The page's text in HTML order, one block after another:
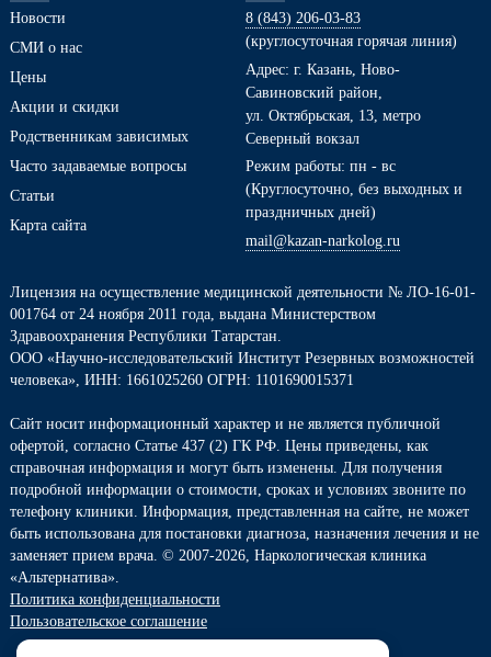
Новости
СМИ о нас
Цены
Акции и скидки
Родственникам зависимых
Часто задаваемые вопросы
Статьи
Карта сайта
8 (843) 206-03-83
(круглосуточная горячая линия)
Адрес: г. Казань, Ново-
Савиновский район,
ул. Октябрьская, 13, метро
Северный вокзал
Режим работы: пн - вс
(Круглосуточно, без выходных и
праздничных дней)
mail@kazan-narkolog.ru
Лицензия на осуществление медицинской деятельности № ЛО-16-01-
001764 от 24 ноября 2011 года, выдана Министерством
Здравоохранения Республики Татарстан.
ООО «Научно-исследовательский Институт Резервных возможностей
человека», ИНН: 1661025260 ОГРН: 1101690015371
Сайт носит информационный характер и не является публичной
офертой, согласно Статье 437 (2) ГК РФ. Цены приведены, как
справочная информация и могут быть изменены. Для получения
подробной информации о стоимости, сроках и условиях звоните по
телефону клиники. Информация, представленная на сайте, не может
быть использована для постановки диагноза, назначения лечения и не
заменяет прием врача. © 2007-2026, Наркологическая клиника
«Альтернатива».
Политика конфиденциальности
Пользовательское соглашение